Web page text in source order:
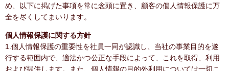
め、以下に掲げた事項を常に念頭に置き、顧客の個人情報保護に万
全を尽くしてまいります。
個人情報保護に関する方針
1.個人情報保護の重要性を社員一同が認識し、当社の事業目的を遂
行する範囲内で、適法かつ公正な手段によって、これを取得、利用
および提供します。また、個人情報の目的外利用については一切こ